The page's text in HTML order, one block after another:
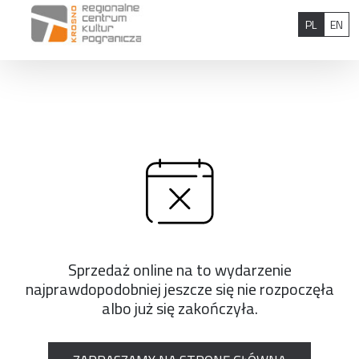
Przejdź do treści
PL Polski
EN
Sprzedaż online na to wydarzenie
najprawdopodobniej jeszcze się nie rozpoczęła
albo już się zakończyła.